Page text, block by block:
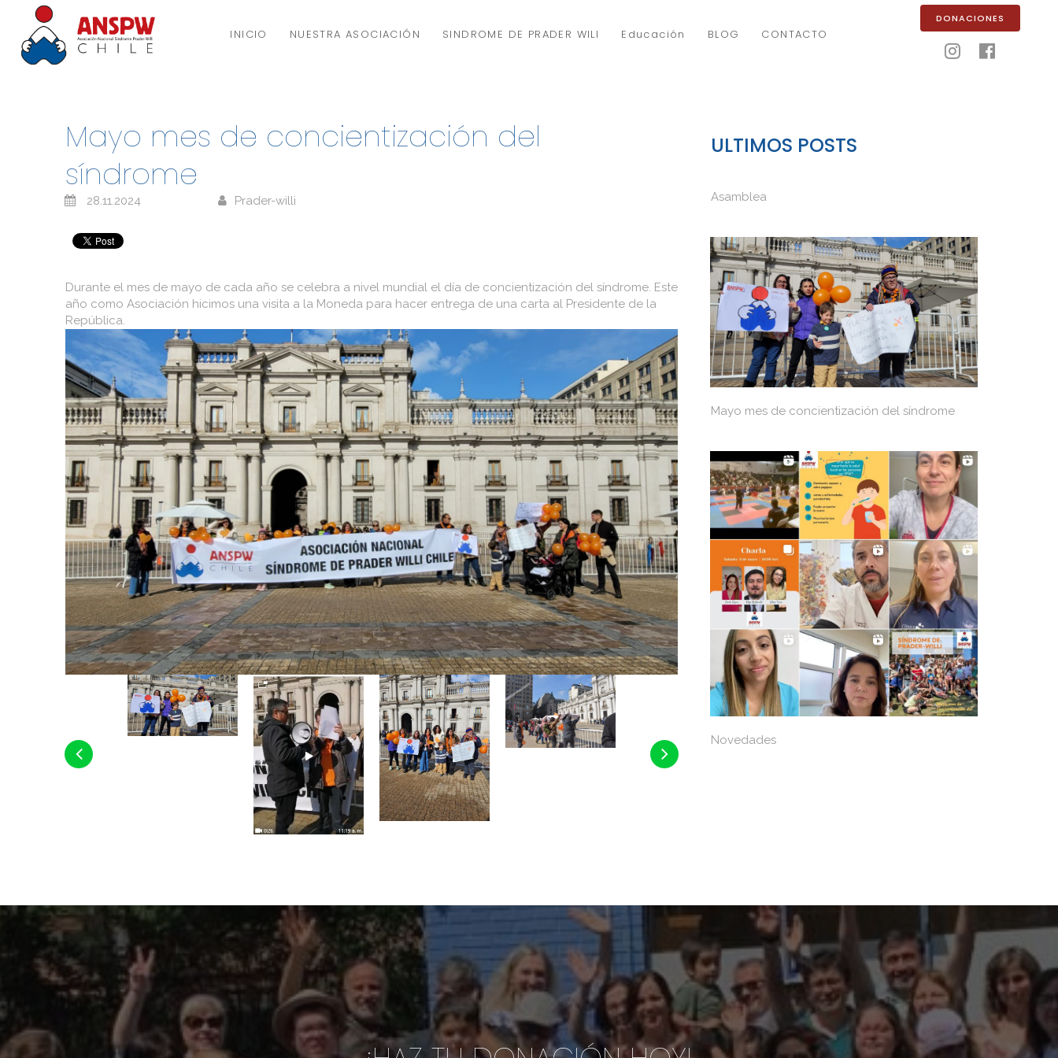
INICIO NUESTRA ASOCIACIÓN SINDROME DE PRADER WILI Educación BLOG CONTACTO
DONACIONES
 
Mayo mes de concientización del
síndrome
28.11.2024 Prader-willi
Durante el mes de mayo de cada año se celebra a nivel mundial el día de concientización del síndrome. Este
año como Asociación hicimos una visita a la Moneda para hacer entrega de una carta al Presidente de la
República.
ULTIMOS POSTS
Asamblea
Mayo mes de concientización del síndrome
Novedades